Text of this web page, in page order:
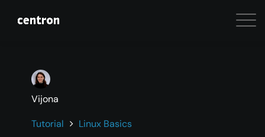
Vijona
Tutorial
Linux Basics